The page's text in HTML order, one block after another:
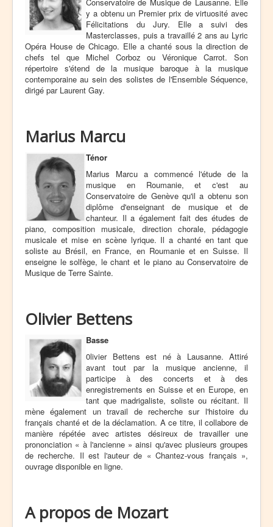
y a obtenu un Premier prix de virtuosité avec
Félicitations du Jury. Elle a suivi des
Masterclasses, puis a travaillé 2 ans au Lyric
Opéra House de Chicago. Elle a chanté sous la direction de
chefs tel que Michel Corboz ou Véronique Carrot. Son
répertoire s'étend de la musique baroque à la musique
contemporaine au sein des solistes de l'Ensemble Séquence,
dirigé par Laurent Gay.
Marius Marcu
Ténor
Marius Marcu a commencé l'étude de la
musique en Roumanie, et c'est au
Conservatoire de Genève qu'il a obtenu son
diplôme d'enseignant de musique et de
chanteur. Il a également fait des études de
piano, composition musicale, direction chorale, pédagogie
musicale et mise en scène lyrique. Il a chanté en tant que
soliste au Brésil, en France, en Roumanie et en Suisse. Il
enseigne le solfège, le chant et le piano au Conservatoire de
Musique de Terre Sainte.
Olivier Bettens
Basse
0livier Bettens est né à Lausanne. Attiré
avant tout par la musique ancienne, il
participe à des concerts et à des
enregistrements en Suisse et en Europe, en
tant que madrigaliste, soliste ou récitant. Il
mène également un travail de recherche sur l'histoire du
français chanté et de la déclamation. A ce titre, il collabore de
manière répétée avec artistes désireux de travailler une
prononciation « à l'ancienne » ainsi qu'avec plusieurs groupes
de recherche. Il est l'auteur de « Chantez-vous français »,
ouvrage disponible en ligne.
A propos de Mozart